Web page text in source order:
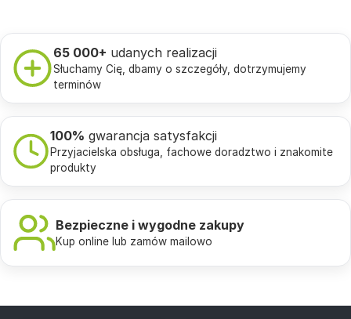
65 000+ udanych realizacji
Słuchamy Cię, dbamy o szczegóły, dotrzymujemy
terminów
100% gwarancja satysfakcji
Przyjacielska obsługa, fachowe doradztwo i znakomite
produkty
Bezpieczne i wygodne zakupy
Kup online lub zamów mailowo